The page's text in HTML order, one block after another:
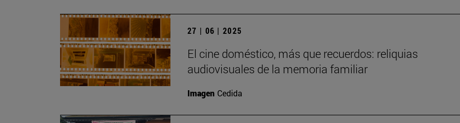
27 | 06 | 2025
El cine doméstico, más que recuerdos: reliquias
audiovisuales de la memoria familiar
Imagen Cedida